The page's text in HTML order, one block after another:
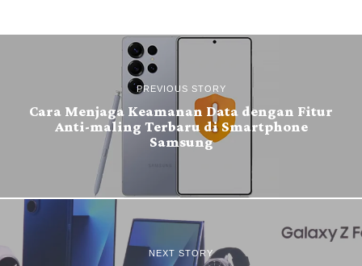
PREVIOUS STORY
Cara Menjaga Keamanan Data dengan Fitur
Anti-maling Terbaru di Smartphone
Samsung
NEXT STORY